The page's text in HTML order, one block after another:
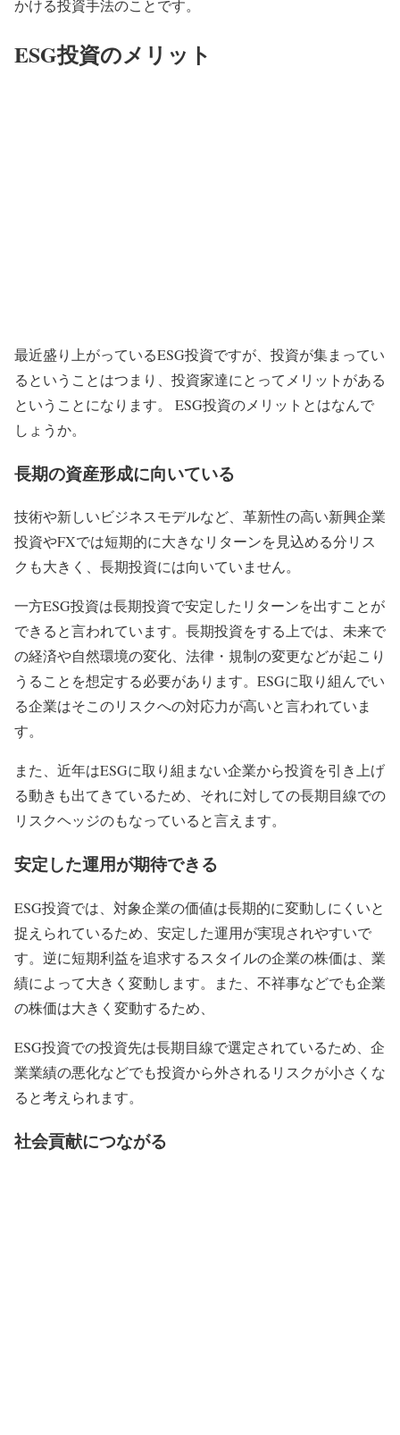
かける投資手法のことです。
ESG投資のメリット
最近盛り上がっているESG投資ですが、投資が集まってい
るということはつまり、投資家達にとってメリットがある
ということになります。 ESG投資のメリットとはなんで
しょうか。
長期の資産形成に向いている
技術や新しいビジネスモデルなど、革新性の高い新興企業
投資やFXでは短期的に大きなリターンを見込める分リス
クも大きく、長期投資には向いていません。
一方ESG投資は長期投資で安定したリターンを出すことが
できると言われています。長期投資をする上では、未来で
の経済や自然環境の変化、法律・規制の変更などが起こり
うることを想定する必要があります。ESGに取り組んでい
る企業はそこのリスクへの対応力が高いと言われていま
す。
また、近年はESGに取り組まない企業から投資を引き上げ
る動きも出てきているため、それに対しての長期目線での
リスクヘッジのもなっていると言えます。
安定した運用が期待できる
ESG投資では、対象企業の価値は長期的に変動しにくいと
捉えられているため、安定した運用が実現されやすいで
す。逆に短期利益を追求するスタイルの企業の株価は、業
績によって大きく変動します。また、不祥事などでも企業
の株価は大きく変動するため、
ESG投資での投資先は長期目線で選定されているため、企
業業績の悪化などでも投資から外されるリスクが小さくな
ると考えられます。
社会貢献につながる